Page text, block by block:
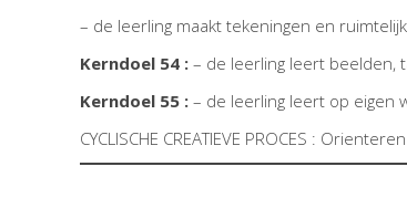
– de leerling maakt tekeningen en
Kerndoel 54 : – de leerling leert beelden,
Kerndoel 55 : – de leerling leert op eigen
CYCLISCHE CREATIEVE PROCES :